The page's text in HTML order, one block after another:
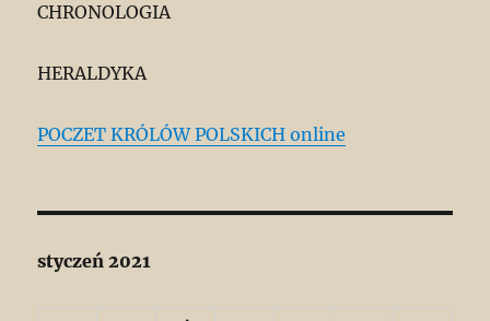
CHRONOLOGIA
HERALDYKA
POCZET KRÓLÓW POLSKICH online
styczeń 2021